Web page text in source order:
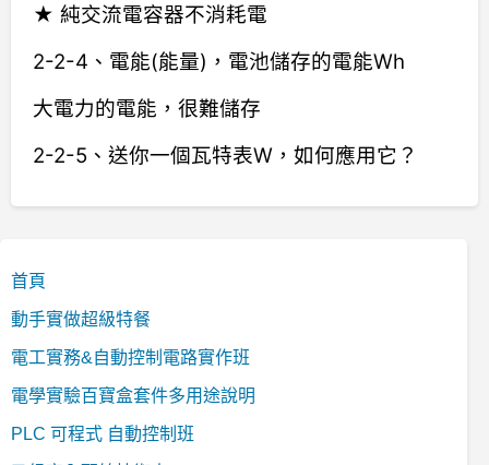
★ 純交流電容器不消耗電
2-2-4、電能(能量)，電池儲存的電能Wh
大電力的電能，很難儲存
2-2-5、送你一個瓦特表W，如何應用它？
首頁
動手實做超級特餐
電工實務&自動控制電路實作班
電學實驗百寶盒套件多用途說明
PLC 可程式 自動控制班